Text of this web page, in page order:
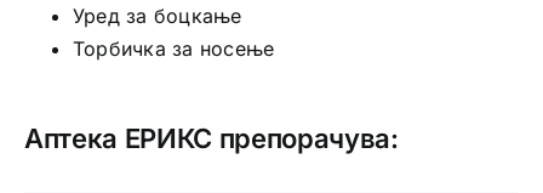
Уред за боцкање
Торбичка за носење
Аптека ЕРИКС препорачува: